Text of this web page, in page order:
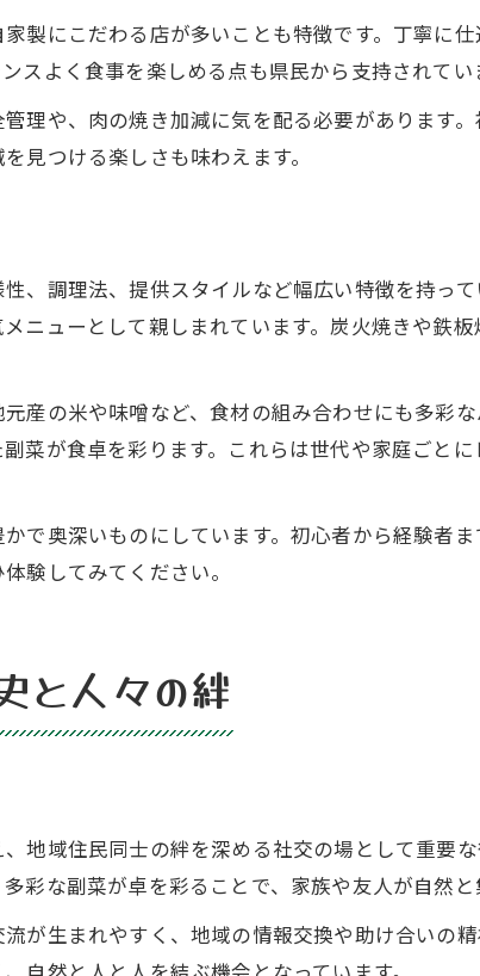
製にこだわる店が多いことも特徴です。丁寧に
スよく食事を楽しめる点も県民から支持されてい
理や、肉の焼き加減に気を配る必要があります
見つける楽しさも味わえます。
、調理法、提供スタイルなど幅広い特徴を持っ
ニューとして親しまれています。炭火焼きや鉄
産の米や味噌など、食材の組み合わせにも多彩
菜が食卓を彩ります。これらは世代や家庭ごと
で奥深いものにしています。初心者から経験者
験してみてください。
と人々の絆
地域住民同士の絆を深める社交の場として重要
彩な副菜が卓を彩ることで、家族や友人が自然と
が生まれやすく、地域の情報交換や助け合いの